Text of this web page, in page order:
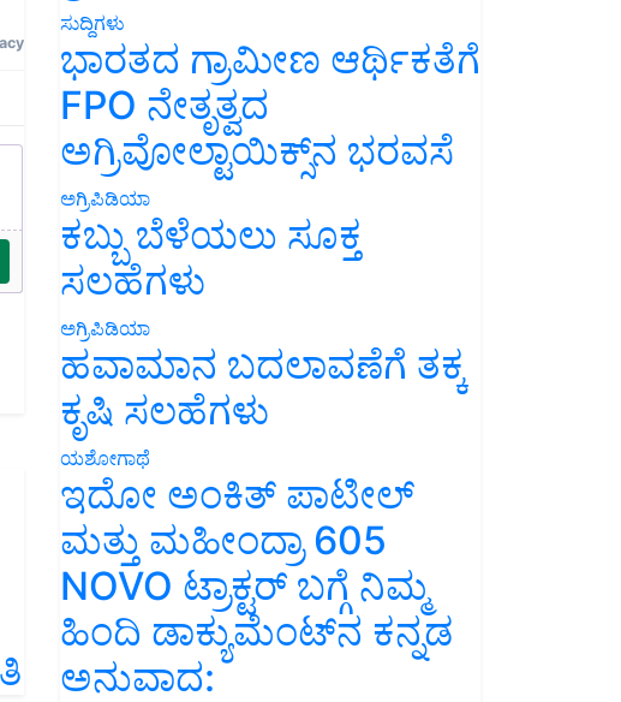
ಸುದ್ದಿಗಳು
ಭಾರತದ ಗ್ರಾಮೀಣ ಆರ್ಥಿಕತೆಗೆ
FPO ನೇತೃತ್ವದ
ಅಗ್ರಿವೋಲ್ಟಾಯಿಕ್ಸ್‌ನ ಭರವಸೆ
ಅಗ್ರಿಪಿಡಿಯಾ
ಕಬ್ಬು ಬೆಳೆಯಲು ಸೂಕ್ತ
ಸಲಹೆಗಳು
ಅಗ್ರಿಪಿಡಿಯಾ
ಹವಾಮಾನ ಬದಲಾವಣೆಗೆ ತಕ್ಕ
ಕೃಷಿ ಸಲಹೆಗಳು
ಯಶೋಗಾಥೆ
ಇದೋ ಅಂಕಿತ್ ಪಾಟೀಲ್
ಮತ್ತು ಮಹೀಂದ್ರಾ 605
NOVO ಟ್ರಾಕ್ಟರ್ ಬಗ್ಗೆ ನಿಮ್ಮ
ಹಿಂದಿ ಡಾಕ್ಯುಮೆಂಟ್‌ನ ಕನ್ನಡ
ಅನುವಾದ: